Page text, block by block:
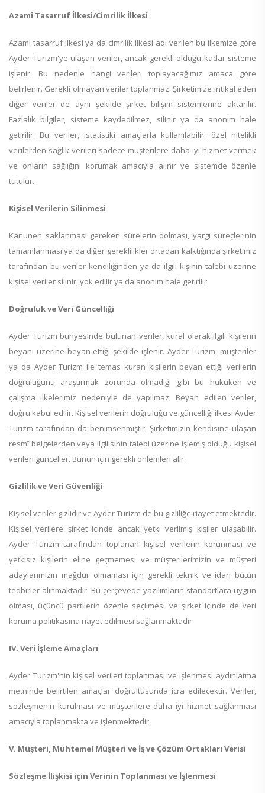
Azami Tasarruf İlkesi/Cimrilik İlkesi
Azami tasarruf ilkesi ya da cimrilik ilkesi adı verilen bu ilkemize göre
Ayder Turizm'ye ulaşan veriler, ancak gerekli olduğu kadar sisteme
işlenir. Bu nedenle hangi verileri toplayacağımız amaca göre
belirlenir. Gerekli olmayan veriler toplanmaz. Şirketimize intikal eden
diğer veriler de aynı şekilde şirket bilişim sistemlerine aktarılır.
Fazlalık bilgiler, sisteme kaydedilmez, silinir ya da anonim hale
getirilir. Bu veriler, istatistiki amaçlarla kullanılabilir. özel nitelikli
verilerden sağlık verileri sadece müşterilere daha iyi hizmet vermek
ve onların sağlığını korumak amacıyla alınır ve sistemde özenle
tutulur.
Kişisel Verilerin Silinmesi
Kanunen saklanması gereken sürelerin dolması, yargı süreçlerinin
tamamlanması ya da diğer gereklilikler ortadan kalktığında şirketimiz
tarafından bu veriler kendiliğinden ya da ilgili kişinin talebi üzerine
kişisel veriler silinir, yok edilir ya da anonim hale getirilir.
Doğruluk ve Veri Güncelliği
Ayder Turizm bünyesinde bulunan veriler, kural olarak ilgili kişilerin
beyanı üzerine beyan ettiği şekilde işlenir. Ayder Turizm, müşteriler
ya da Ayder Turizm ile temas kuran kişilerin beyan ettiği verilerin
doğruluğunu araştırmak zorunda olmadığı gibi bu hukuken ve
çalışma ilkelerimiz nedeniyle de yapılmaz. Beyan edilen veriler,
doğru kabul edilir. Kişisel verilerin doğruluğu ve güncelliği ilkesi Ayder
Turizm tarafından da benimsenmiştir. Şirketimizin kendisine ulaşan
resmî belgelerden veya ilgilisinin talebi üzerine işlemiş olduğu kişisel
verileri günceller. Bunun için gerekli önlemleri alır.
Gizlilik ve Veri Güvenliği
Kişisel veriler gizlidir ve Ayder Turizm de bu gizliliğe riayet etmektedir.
Kişisel verilere şirket içinde ancak yetki verilmiş kişiler ulaşabilir.
Ayder Turizm tarafından toplanan kişisel verilerin korunması ve
yetkisiz kişilerin eline geçmemesi ve müşterilerimizin ve müşteri
adaylarımızın mağdur olmaması için gerekli teknik ve idari bütün
tedbirler alınmaktadır. Bu çerçevede yazılımların standartlara uygun
olması, üçüncü partilerin özenle seçilmesi ve şirket içinde de veri
koruma politikasına riayet edilmesi sağlanmaktadır.
IV. Veri İşleme Amaçları
Ayder Turizm'nin kişisel verileri toplanması ve işlenmesi aydınlatma
metninde belirtilen amaçlar doğrultusunda icra edilecektir. Veriler,
sözleşmenin kurulması ve müşterilere daha iyi hizmet sağlanması
amacıyla toplanmakta ve işlenmektedir.
V. Müşteri, Muhtemel Müşteri ve İş ve Çözüm Ortakları Verisi
Sözleşme İlişkisi için Verinin Toplanması ve İşlenmesi